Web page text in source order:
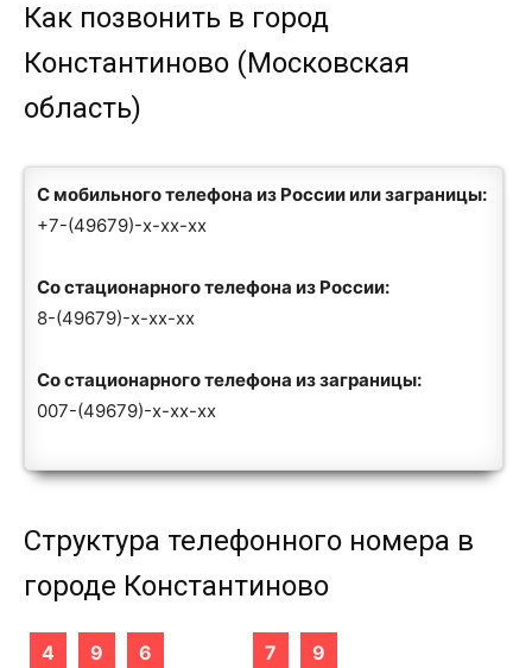
Как позвонить в город
Константиново (Московская
область)
С мобильного телефона из России или заграницы:
+7-(49679)-x-xx-xx
Со стационарного телефона из России:
8-(49679)-x-xx-xx
Со стационарного телефона из заграницы:
007-(49679)-x-xx-xx
Структура телефонного номера в
городе Константиново
4 9 6 7 9